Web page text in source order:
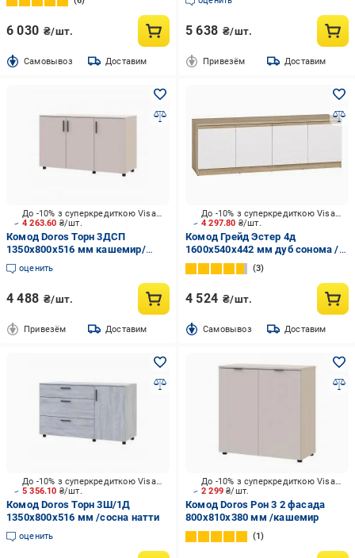
6 030 ₴/шт.
Cамовывоз Доставим
5 638 ₴/шт.
Привезём Доставим
4 263.60 ₴/шт.
До -10% з суперкредиткою Visa Вигода
Комод Doros Торн 3ДСП
1350x800x516 мм кашемир/
кашемир
оценить
4 488 ₴/шт.
Привезём Доставим
4 297.80 ₴/шт.
До -10% з суперкредиткою Visa Вигода
Комод Грейд Эстер 4д
1600x540x442 мм дуб сонома /
белый
3
4 524 ₴/шт.
Cамовывоз Доставим
5 356.10 ₴/шт.
До -10% з суперкредиткою Visa Вигода
Комод Doros Торн 3Ш/1Д
1350x800x516 мм /сосна натти
оценить
2 299₴/шт.
До -10% з суперкредиткою Visa Вигода
Комод Doros Рон 3 2 фасада
800x810x380 мм /кашемир
1